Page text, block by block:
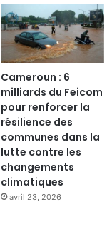
Cameroun : 6
milliards du Feicom
pour renforcer la
résilience des
communes dans la
lutte contre les
changements
climatiques
avril 23, 2026